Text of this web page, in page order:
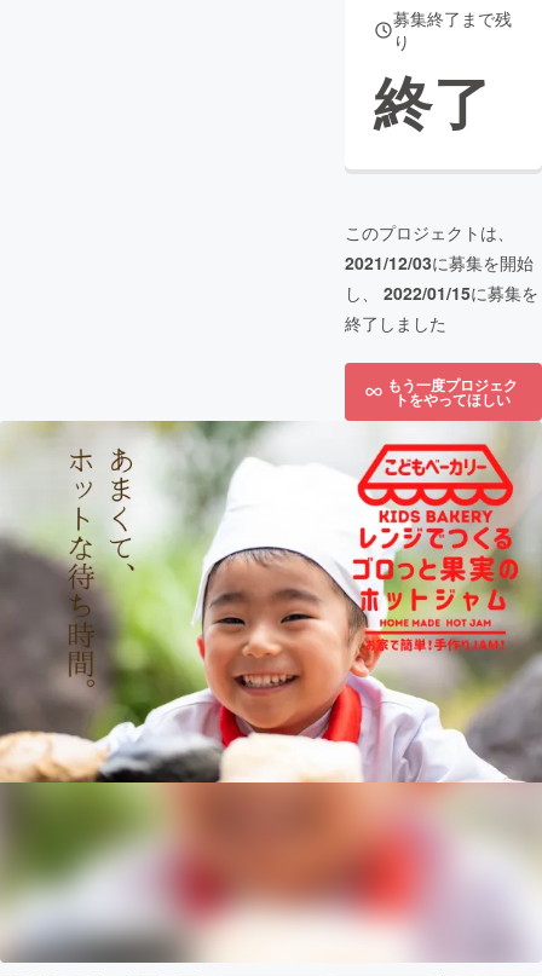
募集終了まで残
り
終了
このプロジェクトは、
2021/12/03に募集を開始
し、 2022/01/15に募集を
終了しました
もう一度プロジェク
トをやってほしい